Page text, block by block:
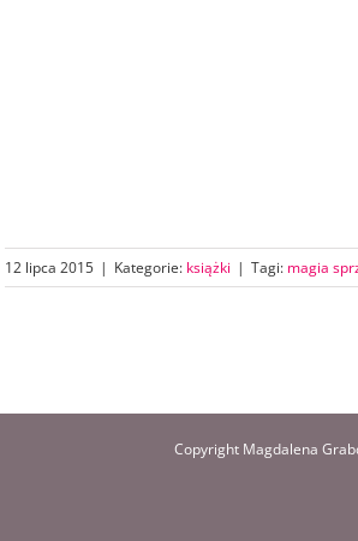
12 lipca 2015 | Kategorie: książki | Tagi: magia
Copyright Magdalena